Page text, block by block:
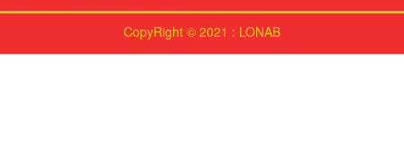
CopyRight © 2021 : LONAB